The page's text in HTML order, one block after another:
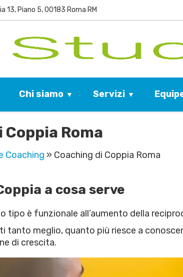
13, Piano 5, 00183 Roma RM
Chi siamo Servizi
Roma
Coaching » Coaching di Coppia Roma
a cosa serve
tipo è funzionale all’aumento della
tanto meglio, quanto più riesce a
di crescita.